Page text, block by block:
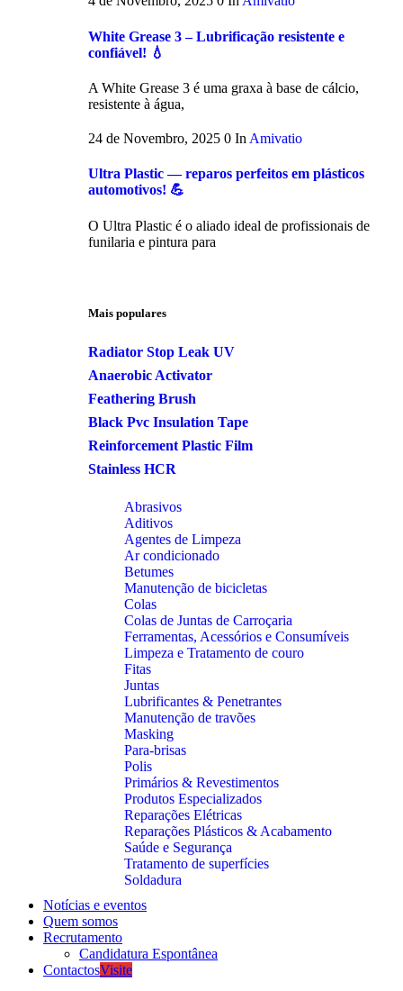
White Grease 3 – Lubrificação resistente e
confiável! 💧
A White Grease 3 é uma graxa à base de cálcio,
resistente à água,
24 de Novembro, 2025 0 In Amivatio
Ultra Plastic — reparos perfeitos em plásticos
automotivos! 💪
O Ultra Plastic é o aliado ideal de profissionais de
funilaria e pintura para
Mais populares
Radiator Stop Leak UV
Anaerobic Activator
Feathering Brush
Black Pvc Insulation Tape
Reinforcement Plastic Film
Stainless HCR
Abrasivos
Aditivos
Agentes de Limpeza
Ar condicionado
Betumes
Manutenção de bicicletas
Colas
Colas de Juntas de Carroçaria
Ferramentas, Acessórios e Consumíveis
Limpeza e Tratamento de couro
Fitas
Juntas
Lubrificantes & Penetrantes
Manutenção de travões
Masking
Para-brisas
Polis
Primários & Revestimentos
Produtos Especializados
Reparações Elétricas
Reparações Plásticos & Acabamento
Saúde e Segurança
Tratamento de superfícies
Soldadura
Notícias e eventos
Quem somos
Recrutamento
Candidatura Espontânea
ContactosVisite